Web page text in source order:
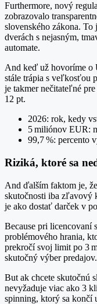
Furthermore, nový
zobrazovalo
slovenského zákona.
dverách s nejasným,
automate.
And keď už hovoríme o
stále trápia s veľkosťou
je takmer nečitateľné
12 pt.
2026: rok, kedy
5 miliónov EUR:
99,7 %: percento
Riziká, ktoré sa
And ďalším faktom je,
skutočnosti iba zľavový
je ako dostať darček v
Because pri licencovaní
problémového hrania,
prekročí svoj limit po 3
skutočný výber predajov.
But ak chcete skutočnú
nevyžaduje viac ako 3
spinning, ktorý sa končí